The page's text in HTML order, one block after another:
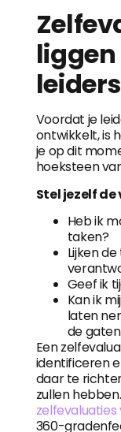
Voordat je
ontwikkelt, is
je op dit
hoeksteen
Stel jezelf
Heb ik
taken?
Lijken
Geef ik
Kan ik
laten
de
Een
identificeren
daar te
zullen
360-